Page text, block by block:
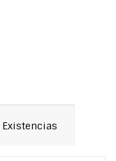
Existencias